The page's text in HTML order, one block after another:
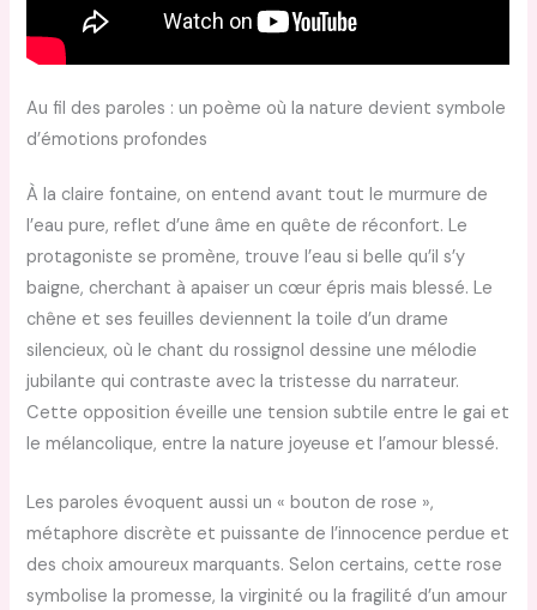
Au fil des paroles : un poème où la nature devient symbole
d’émotions profondes
À la claire fontaine, on entend avant tout le murmure de
l’eau pure, reflet d’une âme en quête de réconfort. Le
protagoniste se promène, trouve l’eau si belle qu’il s’y
baigne, cherchant à apaiser un cœur épris mais blessé. Le
chêne et ses feuilles deviennent la toile d’un drame
silencieux, où le chant du rossignol dessine une mélodie
jubilante qui contraste avec la tristesse du narrateur.
Cette opposition éveille une tension subtile entre le gai et
le mélancolique, entre la nature joyeuse et l’amour blessé.
Les paroles évoquent aussi un « bouton de rose »,
métaphore discrète et puissante de l’innocence perdue et
des choix amoureux marquants. Selon certains, cette rose
symbolise la promesse, la virginité ou la fragilité d’un amour